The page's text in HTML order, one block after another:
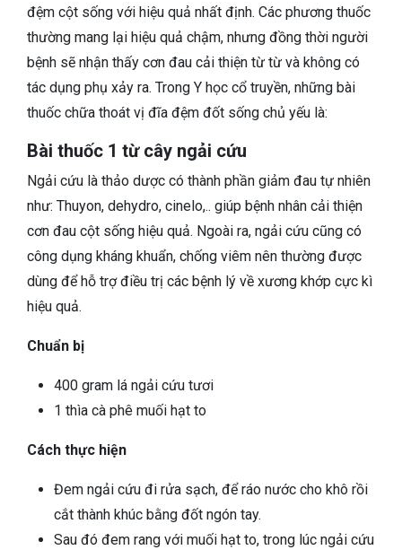
đệm cột sống với hiệu quả nhất định. Các phương thuốc
thường mang lại hiệu quả chậm, nhưng đồng thời người
bệnh sẽ nhận thấy cơn đau cải thiện từ từ và không có
tác dụng phụ xảy ra. Trong Y học cổ truyền, những bài
thuốc chữa thoát vị đĩa đệm đốt sống chủ yếu là:
Bài thuốc 1 từ cây ngải cứu
Ngải cứu là thảo dược có thành phần giảm đau tự nhiên
như: Thuyon, dehydro, cinelo,.. giúp bệnh nhân cải thiện
cơn đau cột sống hiệu quả. Ngoài ra, ngải cứu cũng có
công dụng kháng khuẩn, chống viêm nên thường được
dùng để hỗ trợ điều trị các bệnh lý về xương khớp cực kì
hiệu quả.
Chuẩn bị
400 gram lá ngải cứu tươi
1 thìa cà phê muối hạt to
Cách thực hiện
Đem ngải cứu đi rửa sạch, để ráo nước cho khô rồi
cắt thành khúc bằng đốt ngón tay.
Sau đó đem rang với muối hạt to, trong lúc ngải cứu